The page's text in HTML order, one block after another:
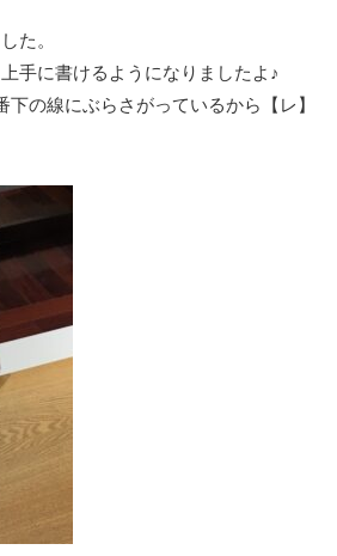
た。
手に書けるようになりましたよ♪
の線にぶらさがっているから【レ】